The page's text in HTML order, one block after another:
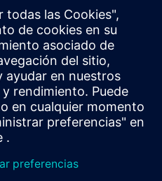
total de
mediante la integración